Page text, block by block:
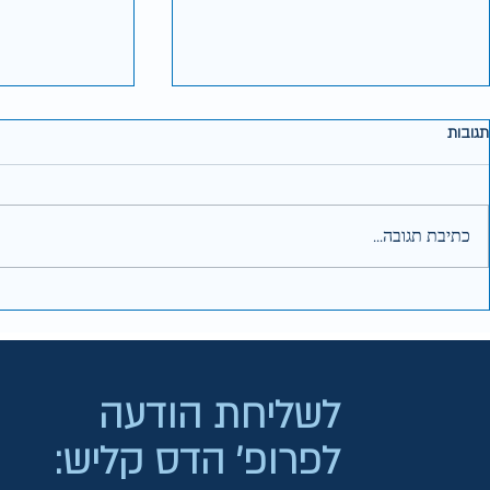
תגובות
כתיבת תגובה...
לשליחת הודעה
לפרופ' הדס קליש: